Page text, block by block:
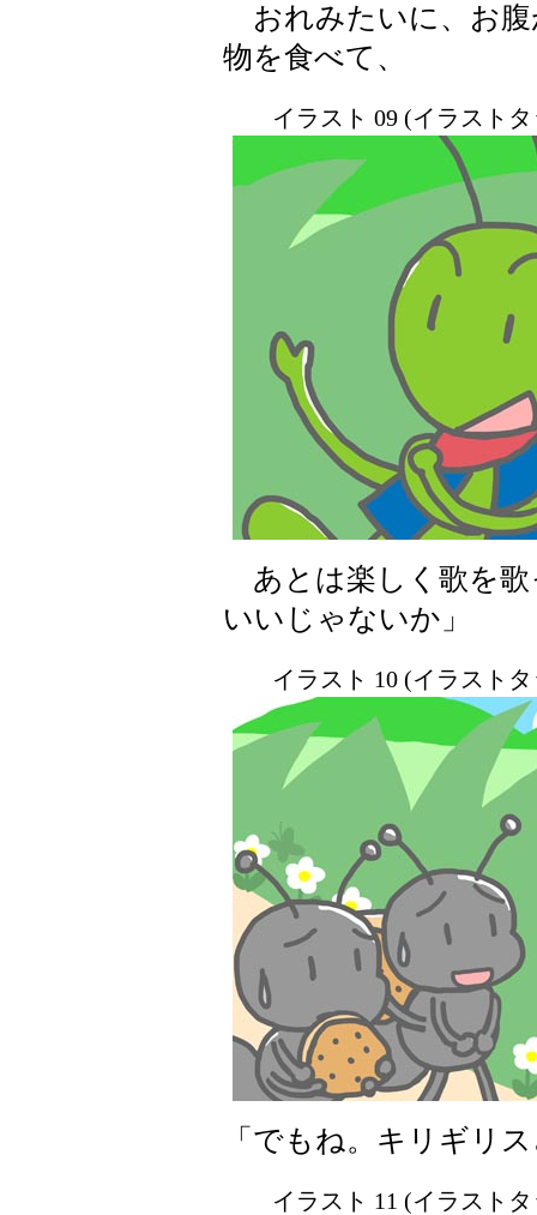
おれみたいに、お腹
物を食べて、
イラスト 09 (イラスト
あとは楽しく歌を歌
いいじゃないか」
イラスト 10 (イラスト
「でもね。キリギリ
イラスト 11 (イラスト